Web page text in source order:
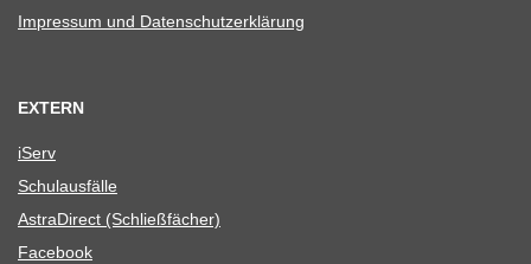
Impres­sum und Datenschutzerklärung
EXTERN
iServ
Schul­aus­fälle
Astra­Di­rect (Schließ­fä­cher)
Face­book